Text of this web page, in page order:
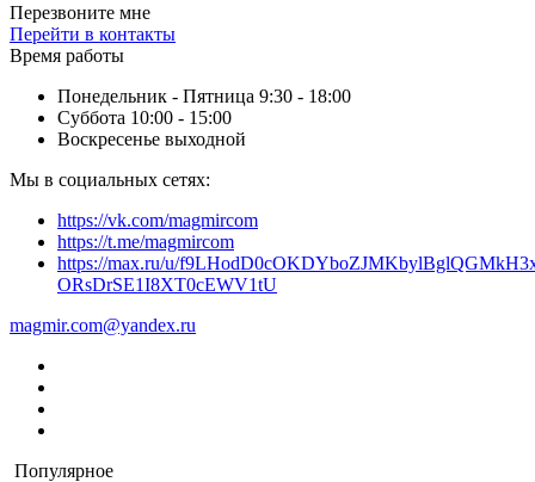
Перезвоните мне
Перейти в контакты
Время работы
Понедельник - Пятница 9:30 - 18:00
Суббота 10:00 - 15:00
Воскресенье выходной
Мы в социальных сетях:
https://vk.com/magmircom
https://t.me/magmircom
https://max.ru/u/
ORsDrSE1I8XT0cEWV1tU
magmir.com@yandex.ru
Популярное